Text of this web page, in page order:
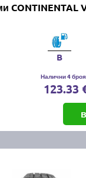
CONTINENTAL
B
Налични 4 броя
123.33